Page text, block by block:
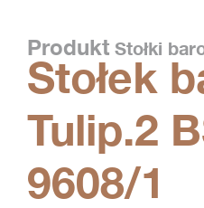
Produkt Stołki
Stołek
Tulip.2
9608/1